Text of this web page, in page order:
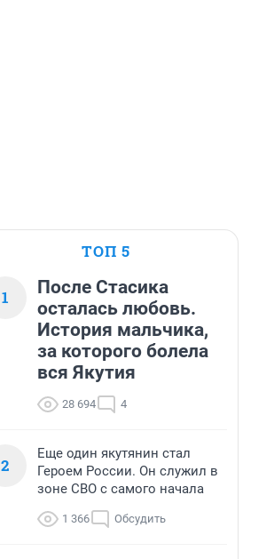
ТОП 5
1
После Стасика
осталась любовь.
История мальчика,
за которого болела
вся Якутия
28 694 4
2
Еще один якутянин стал
Героем России. Он служил в
зоне СВО с самого начала
1 366 Обсудить